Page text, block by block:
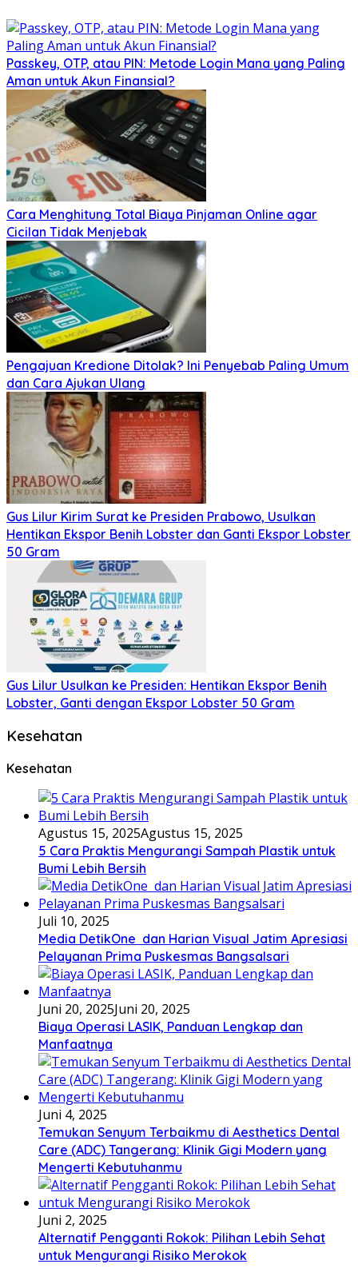
Passkey, OTP, atau PIN: Metode Login Mana yang Paling
Aman untuk Akun Finansial?
Cara Menghitung Total Biaya Pinjaman Online agar
Cicilan Tidak Menjebak
Pengajuan Kredione Ditolak? Ini Penyebab Paling Umum
dan Cara Ajukan Ulang
Gus Lilur Kirim Surat ke Presiden Prabowo, Usulkan
Hentikan Ekspor Benih Lobster dan Ganti Ekspor Lobster
50 Gram
Gus Lilur Usulkan ke Presiden: Hentikan Ekspor Benih
Lobster, Ganti dengan Ekspor Lobster 50 Gram
Kesehatan
Kesehatan
Agustus 15, 2025Agustus 15, 2025
5 Cara Praktis Mengurangi Sampah Plastik untuk
Bumi Lebih Bersih
Juli 10, 2025
Media DetikOne dan Harian Visual Jatim Apresiasi
Pelayanan Prima Puskesmas Bangsalsari
Juni 20, 2025Juni 20, 2025
Biaya Operasi LASIK, Panduan Lengkap dan
Manfaatnya
Juni 4, 2025
Temukan Senyum Terbaikmu di Aesthetics Dental
Care (ADC) Tangerang: Klinik Gigi Modern yang
Mengerti Kebutuhanmu
Juni 2, 2025
Alternatif Pengganti Rokok: Pilihan Lebih Sehat
untuk Mengurangi Risiko Merokok